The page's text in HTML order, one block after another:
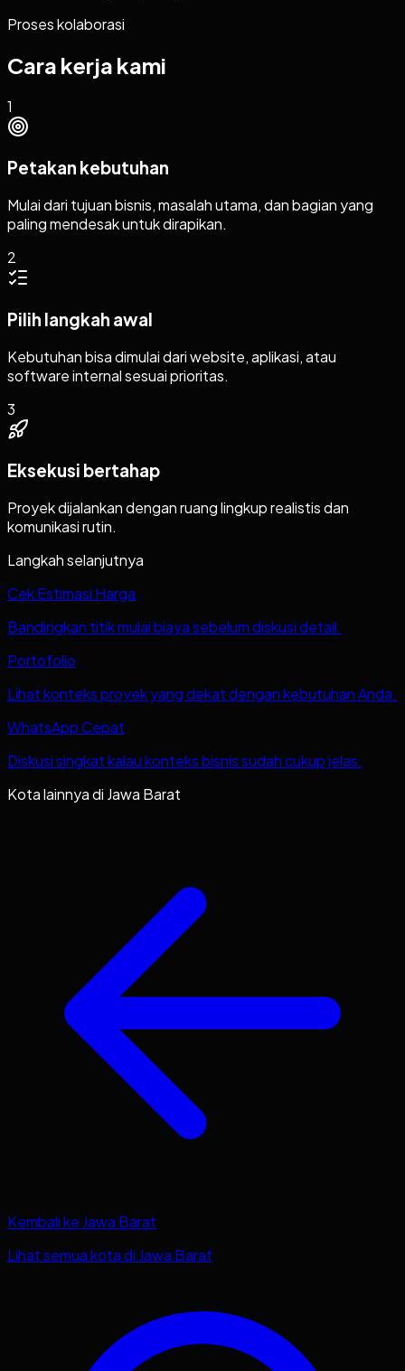
Proses kolaborasi
Cara kerja kami
1
Petakan kebutuhan
Mulai dari tujuan bisnis, masalah utama, dan bagian yang
paling mendesak untuk dirapikan.
2
Pilih langkah awal
Kebutuhan bisa dimulai dari website, aplikasi, atau
software internal sesuai prioritas.
3
Eksekusi bertahap
Proyek dijalankan dengan ruang lingkup realistis dan
komunikasi rutin.
Langkah selanjutnya
Cek Estimasi Harga
Bandingkan titik mulai biaya sebelum diskusi detail.
Portofolio
Lihat konteks proyek yang dekat dengan kebutuhan Anda.
WhatsApp Cepat
Diskusi singkat kalau konteks bisnis sudah cukup jelas.
Kota lainnya di Jawa Barat
Kembali ke Jawa Barat
Lihat semua kota di Jawa Barat